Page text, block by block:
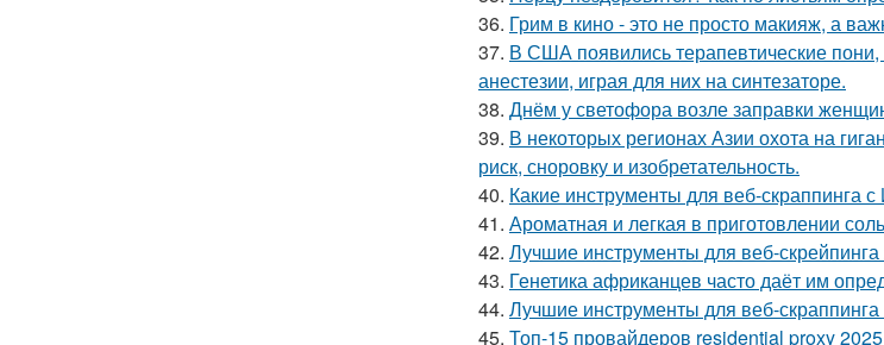
36. Грим в кино - это не просто макияж, а
37. В США появились терапевтические
анестезии, играя для них на синтезаторе.
38. Днём у светофора возле заправки
39. В некоторых регионах Азии охота на
риск, сноровку и изобретательность.
40. Какие инструменты для веб-
41. Ароматная и легкая в приготовлении
42. Лучшие инструменты для веб-
43. Генетика африканцев часто даёт им
44. Лучшие инструменты для веб-скраппинга
45. Топ-15 провайдеров residential proxy